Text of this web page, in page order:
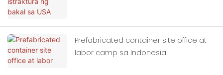
Prefabricated container site office at
labor camp sa Indonesia